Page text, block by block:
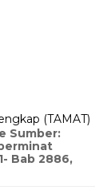
(TAMAT)
Sumber:
Bab 2886,